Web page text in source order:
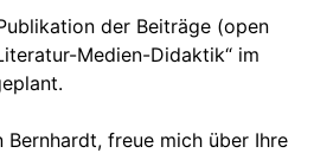
der Beiträge (open
Medien-Didaktik“ im
Bernhardt, freue mich über Ihre